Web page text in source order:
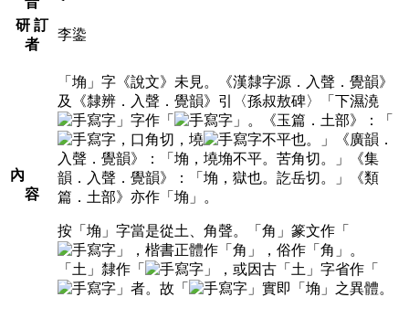
研 訂
者
李鍌
內
容
「埆」字《說文》未見。《漢隸字源．入聲．覺韻》
及《隸辨．入聲．覺韻》引〈孫叔敖碑〉「下濕澆
」字作「
」。《玉篇．土部》：「
，口角切，墝
不平也。」《廣韻．
入聲．覺韻》：「埆，墝埆不平。苦角切。」《集
韻．入聲．覺韻》：「埆，獄也。訖岳切。」《類
篇．土部》亦作「埆」。
按「埆」字當是從土、角聲。「角」篆文作「
」，楷書正體作「角」，俗作「角」。
「土」隸作「
」，或因古「土」字省作「
」者。故「
」實即「埆」之異體。